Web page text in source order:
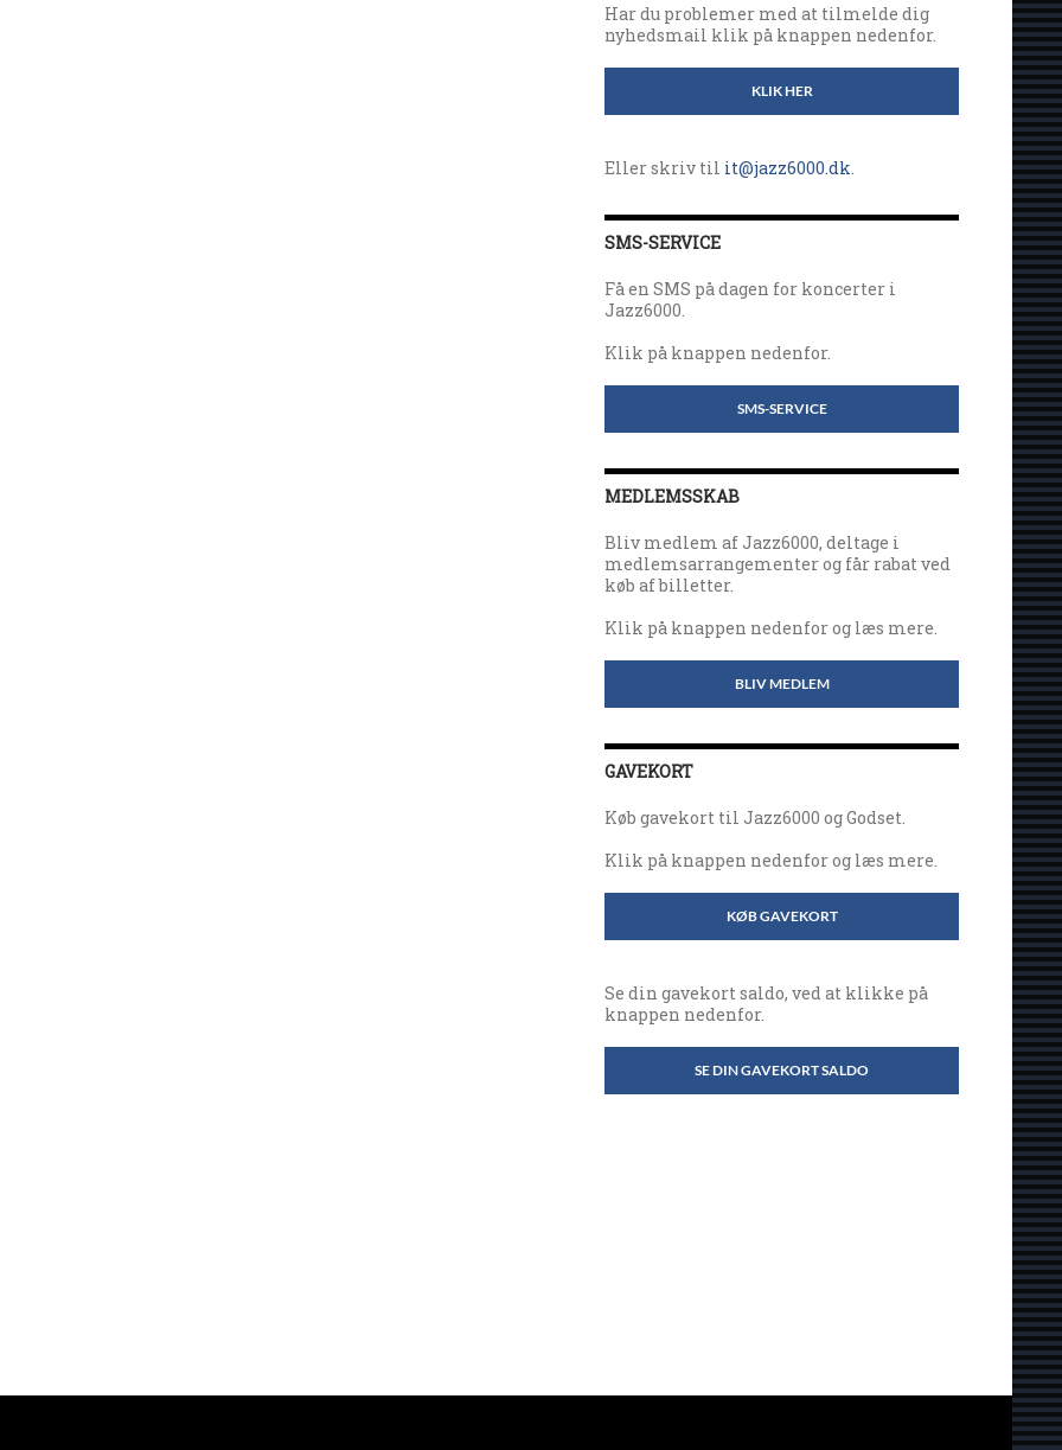
Har du problemer med at tilmelde dig
nyhedsmail klik på knappen nedenfor.
KLIK HER
Eller skriv til it@jazz6000.dk.
SMS-SERVICE
Få en SMS på dagen for koncerter i
Jazz6000.
Klik på knappen nedenfor.
SMS-SERVICE
MEDLEMSSKAB
Bliv medlem af Jazz6000, deltage i
medlemsarrangementer og får rabat ved
køb af billetter.
Klik på knappen nedenfor og læs mere.
BLIV MEDLEM
GAVEKORT
Køb gavekort til Jazz6000 og Godset.
Klik på knappen nedenfor og læs mere.
KØB GAVEKORT
Se din gavekort saldo, ved at klikke på
knappen nedenfor.
SE DIN GAVEKORT SALDO